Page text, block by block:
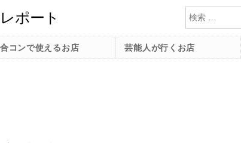
検索
合コンで使えるお店 芸能人が行くお店